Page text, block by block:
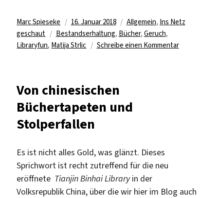
Autor
Marc Spieseke
Veröffentlicht
am
16. Januar 2018 Kategorien
Allgemein, Ins Netz
geschaut
Schlagwörter
Bestandserhaltung, Bücher, Geruch,
Libraryfun, Matija Strlic Schreibe einen Kommentarzu
Von chinesischen
Büchertapeten und
Stolperfallen
Es ist nicht alles Gold, was glänzt. Dieses
Sprichwort ist recht zutreffend für die neu
eröffnete Tianjin Binhai Libraryin der
Volksrepublik China, über die wir hier im Blog auch